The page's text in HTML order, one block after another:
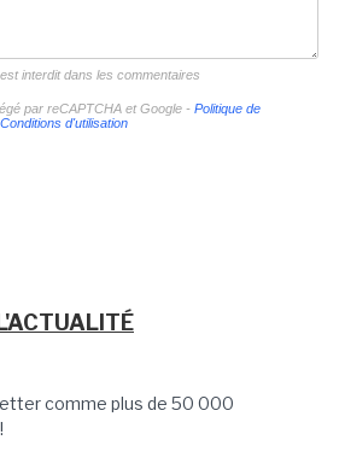
interdit dans les commentaires
par reCAPTCHA et Google - Politique de
Conditions d'utilisation
comme plus de 50 000